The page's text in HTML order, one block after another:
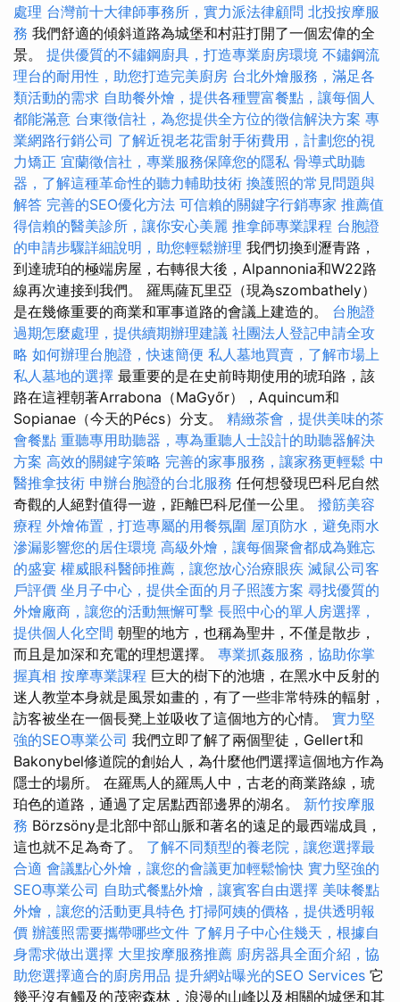
處理 台灣前十大律師事務所，實力派法律顧問 北投按摩服
務 我們舒適的傾斜道路為城堡和村莊打開了一個宏偉的全
景。 提供優質的不鏽鋼廚具，打造專業廚房環境 不鏽鋼流
理台的耐用性，助您打造完美廚房 台北外燴服務，滿足各
類活動的需求 自助餐外燴，提供各種豐富餐點，讓每個人
都能滿意 台東徵信社，為您提供全方位的徵信解決方案 專
業網路行銷公司 了解近視老花雷射手術費用，計劃您的視
力矯正 宜蘭徵信社，專業服務保障您的隱私 骨導式助聽
器，了解這種革命性的聽力輔助技術 換護照的常見問題與
解答 完善的SEO優化方法 可信賴的關鍵字行銷專家 推薦值
得信賴的醫美診所，讓你安心美麗 推拿師專業課程 台胞證
的申請步驟詳細說明，助您輕鬆辦理 我們切換到瀝青路，
到達琥珀的極端房屋，右轉很大後，Alpannonia和W22路
線再次連接到我們。 羅馬薩瓦里亞（現為szombathely）
是在幾條重要的商業和軍事道路的會議上建造的。 台胞證
過期怎麼處理，提供續期辦理建議 社團法人登記申請全攻
略 如何辦理台胞證，快速簡便 私人墓地買賣，了解市場上
私人墓地的選擇 最重要的是在史前時期使用的琥珀路，該
路在這裡朝著Arrabona（MaGyőr），Aquincum和
Sopianae（今天的Pécs）分支。 精緻茶會，提供美味的茶
會餐點 重聽專用助聽器，專為重聽人士設計的助聽器解決
方案 高效的關鍵字策略 完善的家事服務，讓家務更輕鬆 中
醫推拿技術 申辦台胞證的台北服務 任何想發現巴科尼自然
奇觀的人絕對值得一遊，距離巴科尼僅一公里。 撥筋美容
療程 外燴佈置，打造專屬的用餐氛圍 屋頂防水，避免雨水
滲漏影響您的居住環境 高級外燴，讓每個聚會都成為難忘
的盛宴 權威眼科醫師推薦，讓您放心治療眼疾 滅鼠公司客
戶評價 坐月子中心，提供全面的月子照護方案 尋找優質的
外燴廠商，讓您的活動無懈可擊 長照中心的單人房選擇，
提供個人化空間 朝聖的地方，也稱為聖井，不僅是散步，
而且是加深和充電的理想選擇。 專業抓姦服務，協助你掌
握真相 按摩專業課程 巨大的樹下的池塘，在黑水中反射的
迷人教堂本身就是風景如畫的，有了一些非常特殊的輻射，
訪客被坐在一個長凳上並吸收了這個地方的心情。 實力堅
強的SEO專業公司 我們立即了解了兩個聖徒，Gellert和
Bakonybel修道院的創始人，為什麼他們選擇這個地方作為
隱士的場所。 在羅馬人的羅馬人中，古老的商業路線，琥
珀色的道路，通過了定居點西部邊界的湖名。 新竹按摩服
務 Börzsöny是北部中部山脈和著名的遠足的最西端成員，
這也就不足為奇了。 了解不同類型的養老院，讓您選擇最
合適 會議點心外燴，讓您的會議更加輕鬆愉快 實力堅強的
SEO專業公司 自助式餐點外燴，讓賓客自由選擇 美味餐點
外燴，讓您的活動更具特色 打掃阿姨的價格，提供透明報
價 辦護照需要攜帶哪些文件 了解月子中心住幾天，根據自
身需求做出選擇 大里按摩服務推薦 廚房器具全面介紹，協
助您選擇適合的廚房用品 提升網站曝光的SEO Services 它
幾乎沒有觸及的茂密森林，浪漫的山峰以及相關的城堡和其